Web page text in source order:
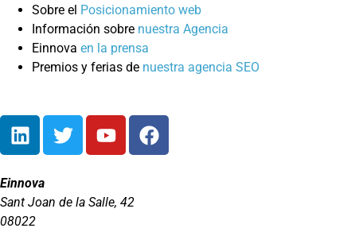
Sobre el Posicionamiento web
Información sobre nuestra Agencia
Einnova en la prensa
Premios y ferias de nuestra agencia SEO
Einnova
Sant Joan de la Salle, 42
08022